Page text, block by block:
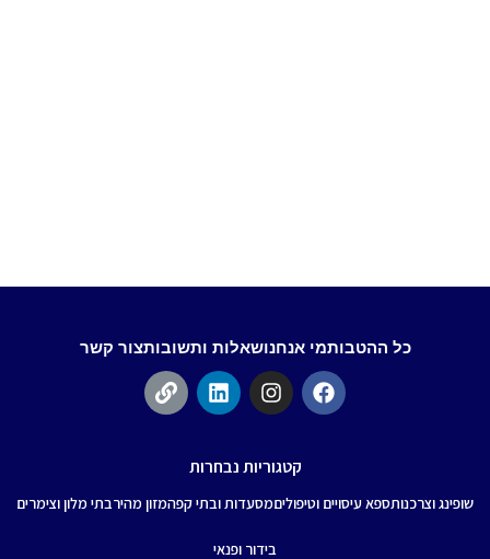
כל ההטבותמי אנחנושאלות ותשובותצור קשר
קטגוריות נבחרות
שופינג וצרכנותספא עיסויים וטיפוליםמסעדות ובתי קפהמזון מהירבתי מלון וצימרים
בידור ופנאי